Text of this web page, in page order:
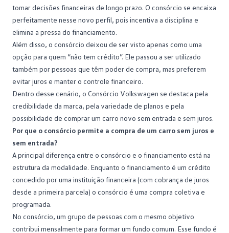
tomar decisões financeiras de longo prazo. O consórcio se encaixa
perfeitamente nesse novo perfil, pois incentiva a disciplina e
elimina a pressa do financiamento.
Além disso, o consórcio deixou de ser visto apenas como uma
opção para quem “não tem crédito”. Ele passou a ser utilizado
também por pessoas que têm poder de compra, mas preferem
evitar juros e manter o controle financeiro.
Dentro desse cenário, o Consórcio Volkswagen se destaca pela
credibilidade da marca, pela variedade de planos e pela
possibilidade de comprar um carro novo sem entrada e sem juros.
Por que o consórcio permite a compra de um carro sem juros e
sem entrada?
A principal diferença entre o consórcio e o financiamento está na
estrutura da modalidade. Enquanto o financiamento é um crédito
concedido por uma instituição financeira (com cobrança de juros
desde a primeira parcela) o consórcio é uma compra coletiva e
programada.
No consórcio, um grupo de pessoas com o mesmo objetivo
contribui mensalmente para formar um fundo comum. Esse fundo é